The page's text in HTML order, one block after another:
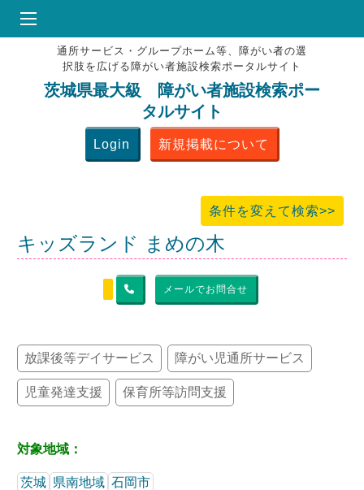
HOME
♥お気にりブックマーク
掲載会員MENU
よくある質問
通所サービス・グループホーム等、障がい者の選
択肢を広げる障がい者施設検索ポータルサイト
茨城県最大級 障がい者施設検索ポー
タルサイト
Login 新規掲載について
条件を変えて検索>>
キッズランド まめの木
メールでお問合せ
放課後等デイサービス 障がい児通所サービス
児童発達支援 保育所等訪問支援
対象地域：
茨城 県南地域 石岡市